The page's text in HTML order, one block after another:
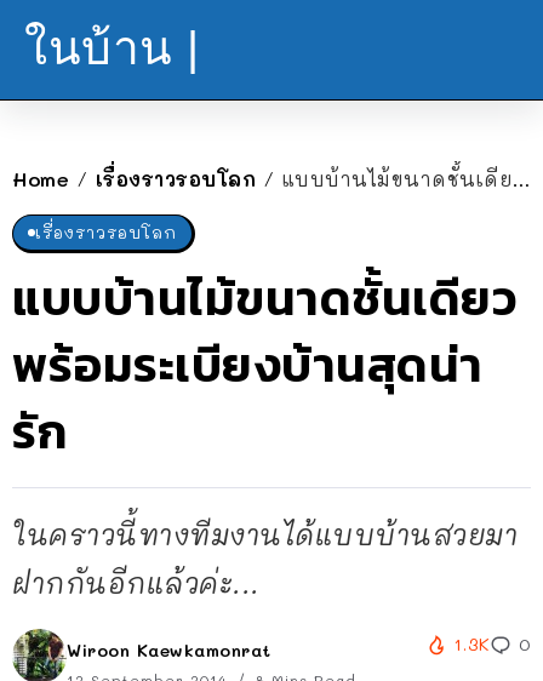
ในบ้าน |
Home / เรื่องราวรอบโลก / แบบบ้านไม้ขนาดชั้นเดียว พร้อมระเบียงบ้านสุดน่ารัก
เรื่องราวรอบโลก
แบบบ้านไม้ขนาดชั้นเดียว
พร้อมระเบียงบ้านสุดน่า
รัก
ในคราวนี้ทางทีมงานได้แบบบ้านสวยมา
ฝากกันอีกแล้วค่ะ...
Wiroon Kaewkamonrat 1.3K 0